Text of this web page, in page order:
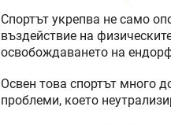
Спортът укрепва не само
въздействие на
освобождаването на
Освен това спортът много
проблеми, което